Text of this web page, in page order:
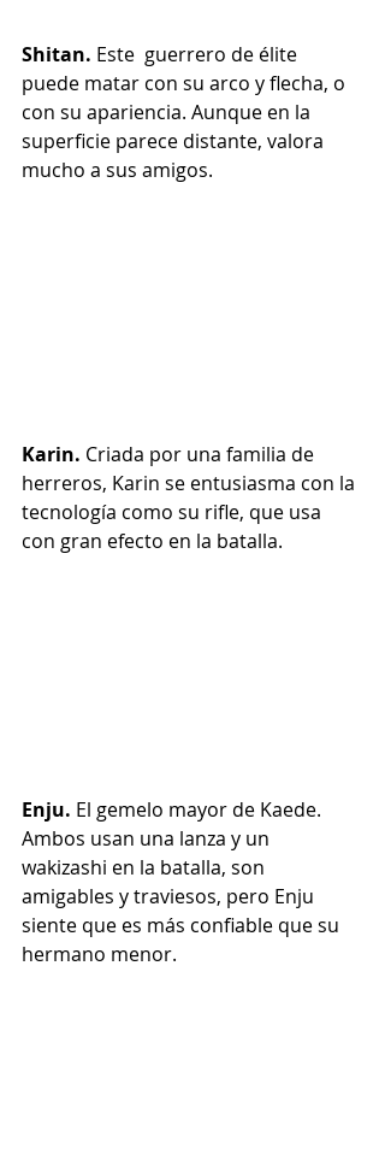
Shitan. Este  guerrero de élite
puede matar con su arco y flecha, o
con su apariencia. Aunque en la
superficie parece distante, valora
mucho a sus amigos.
Karin. Criada por una familia de
herreros, Karin se entusiasma con la
tecnología como su rifle, que usa
con gran efecto en la batalla.
Enju. El gemelo mayor de Kaede.
Ambos usan una lanza y un
wakizashi en la batalla, son
amigables y traviesos, pero Enju
siente que es más confiable que su
hermano menor.